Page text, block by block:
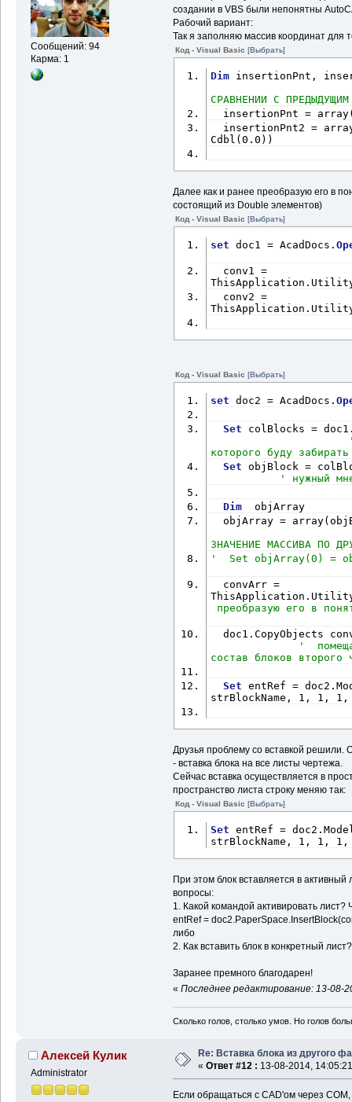
Сообщений: 94
Карма: 1
создании в VBS были непонятны
Рабочий вариант:
Так я заполняю массив координат для
Код - Visual Basic [Выбрать]
Dim
СРАВНЕНИИ С
insertionPnt2 =
Cdbl(0.0))
Далее как и ранее преобразую его в
состоящий из Double элементов)
Код - Visual Basic [Выбрать]
set doc1 = AcadDocs.
conv1 =
conv2 =
Код - Visual Basic [Выбрать]
set doc2 = AcadDocs.
Set
которого буду
Set objBlock =
' нужный
Dim objArray
objArray
ЗНАЧЕНИЕ МАССИВА ПО
'  Set
преобразую его в
'
состав блоков второго
Set entRef =
strBlockName, 1, 1,
Друзья проблему со вставкой решили.
- вставка блока на все листы чертежа.
Сейчас вставка осуществляется в
пространство листа строку меняю так:
Код - Visual Basic [Выбрать]
Set entRef =
strBlockName, 1, 1,
При этом блок вставляется в
вопросы:
1. Какой командой активировать
entRef =
либо
2. Как вставить блок в конкретный
Заранее премного благодарен!
« Последнее редактирование: 13-08-
Сколько голов, столько умов. Но голов
Алексей Кулик
Administrator
Re: Вставка блока из другого
« Ответ #12 : 13-08-2014,
Если обращаться с CAD'ом через СОМ,